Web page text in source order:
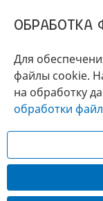
© 2017 - 2026
Разработка
ОБРАБОТКА
Для
файлы cookie.
на обработку
обработки